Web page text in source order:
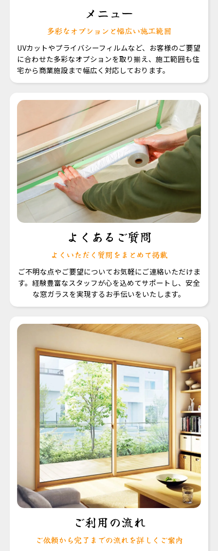
メニュー
多彩なオプションと幅広い施工範囲
UVカットやプライバシーフィルムなど、お客様のご要望
に合わせた多彩なオプションを取り揃え、施工範囲も住
宅から商業施設まで幅広く対応しております。
よくあるご質問
よくいただく質問をまとめて掲載
ご不明な点やご要望についてお気軽にご連絡いただけま
す。経験豊富なスタッフが心を込めてサポートし、安全
な窓ガラスを実現するお手伝いをいたします。
ご利用の流れ
ご依頼から完了までの流れを詳しくご案内